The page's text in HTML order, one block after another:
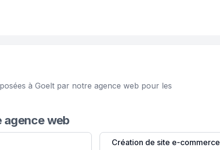
à Goelt par notre agence web pour les
agence web
Création de site e-commerce